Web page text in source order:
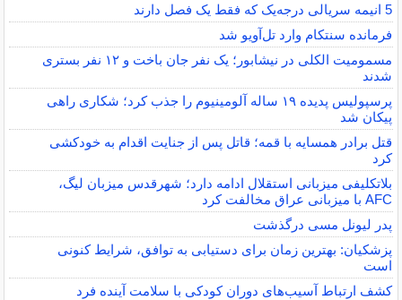
5 انیمه سریالی درجه‌یک که فقط یک فصل دارند
فرمانده سنتکام وارد تل‌آویو شد
مسمومیت الکلی در نیشابور؛ یک نفر جان باخت و ۱۲ نفر بستری
شدند
پرسپولیس پدیده ۱۹ ساله آلومینیوم را جذب کرد؛ شکاری راهی
پیکان شد
قتل برادر همسایه با قمه؛ قاتل پس از جنایت اقدام به خودکشی
کرد
بلاتکلیفی میزبانی استقلال ادامه دارد؛ شهرقدس میزبان لیگ،
AFC با میزبانی عراق مخالفت کرد
پدر لیونل مسی درگذشت
پزشکیان: بهترین زمان برای دستیابی به توافق، شرایط کنونی
است
کشف ارتباط آسیب‌های دوران کودکی با سلامت آینده فرد